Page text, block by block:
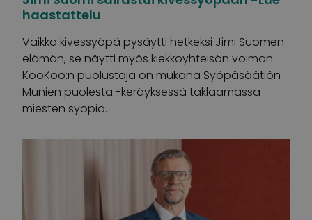
haastattelu
Vaikka kivessyöpä pysäytti hetkeksi Jimi Suomen
elämän, se näytti myös kiekkoyhteisön voiman.
KooKoo:n puolustaja on mukana Syöpäsäätiön
Munien puolesta -keräyksessä taklaamassa
miesten syöpiä.